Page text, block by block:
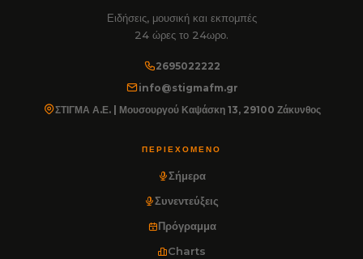
Ειδήσεις, μουσική και εκπομπές
24 ώρες το 24ωρο.
2695022222
info@stigmafm.gr
ΣΤΙΓΜΑ Α.Ε. | Μουσουργού Καψάσκη 13, 29100 Ζάκυνθος
ΠΕΡΙΕΧΌΜΕΝΟ
Σήμερα
Συνεντεύξεις
Πρόγραμμα
Charts